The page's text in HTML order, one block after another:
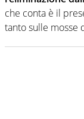
che conta è il
tanto sulle mosse